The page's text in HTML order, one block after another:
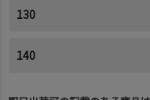
130
140